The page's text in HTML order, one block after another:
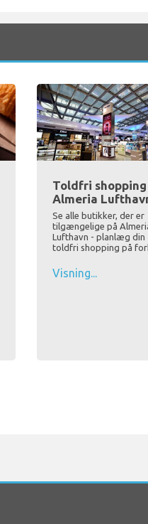
Toldfri shopping
Almeria
Se alle butikker, der er
tilgængelige på
Lufthavn - planlæg din
toldfri shopping på
Visning...